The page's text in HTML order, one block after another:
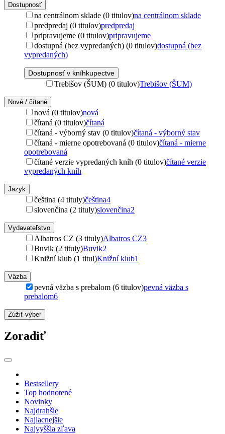
Dostupnosť
na centrálnom sklade (0 titulov)na centrálnom sklade
predpredaj (0 titulov)predpredaj
pripravujeme (0 titulov)pripravujeme
dostupná (bez vypredaných) (0 titulov)dostupná (bez
vypredaných)
Dostupnosť v kníhkupectve
Trebišov (ŠUM) (0 titulov)Trebišov (ŠUM)
Nové / čítané
nová (0 titulov)nová
čítaná (0 titulov)čítaná
čítaná - výborný stav (0 titulov)čítaná - výborný stav
čítaná - mierne opotrebovaná (0 titulov)čítaná - mierne
opotrebovaná
čítané verzie vypredaných kníh (0 titulov)čítané verzie
vypredaných kníh
Jazyk
čeština (4 tituly)čeština4
slovenčina (2 tituly)slovenčina2
Vydavateľstvo
Albatros CZ (3 tituly)Albatros CZ3
Buvik (2 tituly)Buvik2
Knižní klub (1 titul)Knižní klub1
Väzba
pevná väzba s prebalom (6 titulov)pevná väzba s
prebalom6
Zúžiť výber
Zoradiť
Bestsellery
Top hodnotené
Novinky
Najdrahšie
Najlacnejšie
Najvyššia zľava